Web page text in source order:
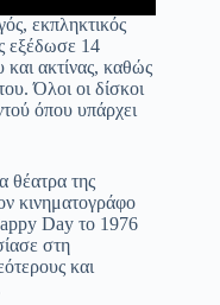
εκπληκτικός
εξέδωσε 14
και ακτίνας, καθώς
Όλοι οι δίσκοι
όπου υπάρχει
θέατρα της
κινηματογράφο
Day το 1976
στη
και